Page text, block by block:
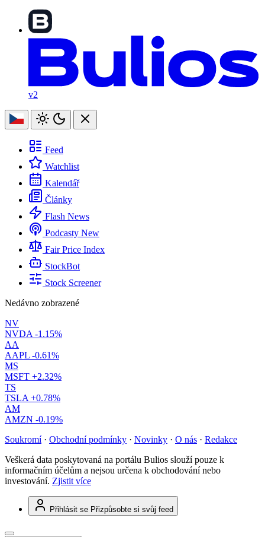
v2
Feed
Watchlist
Kalendář
Články
Flash News
Podcasty New
Fair Price Index
StockBot
Stock Screener
Nedávno zobrazené
NV
NVDA -1.15%
AA
AAPL -0.61%
MS
MSFT +2.32%
TS
TSLA +0.78%
AM
AMZN -0.19%
Soukromí · Obchodní podmínky · Novinky · O nás · Redakce
Veškerá data poskytovaná na portálu Bulios slouží pouze k
informačním účelům a nejsou určena k obchodování nebo
investování. Zjistit více
Přihlásit se Přizpůsobte si svůj feed